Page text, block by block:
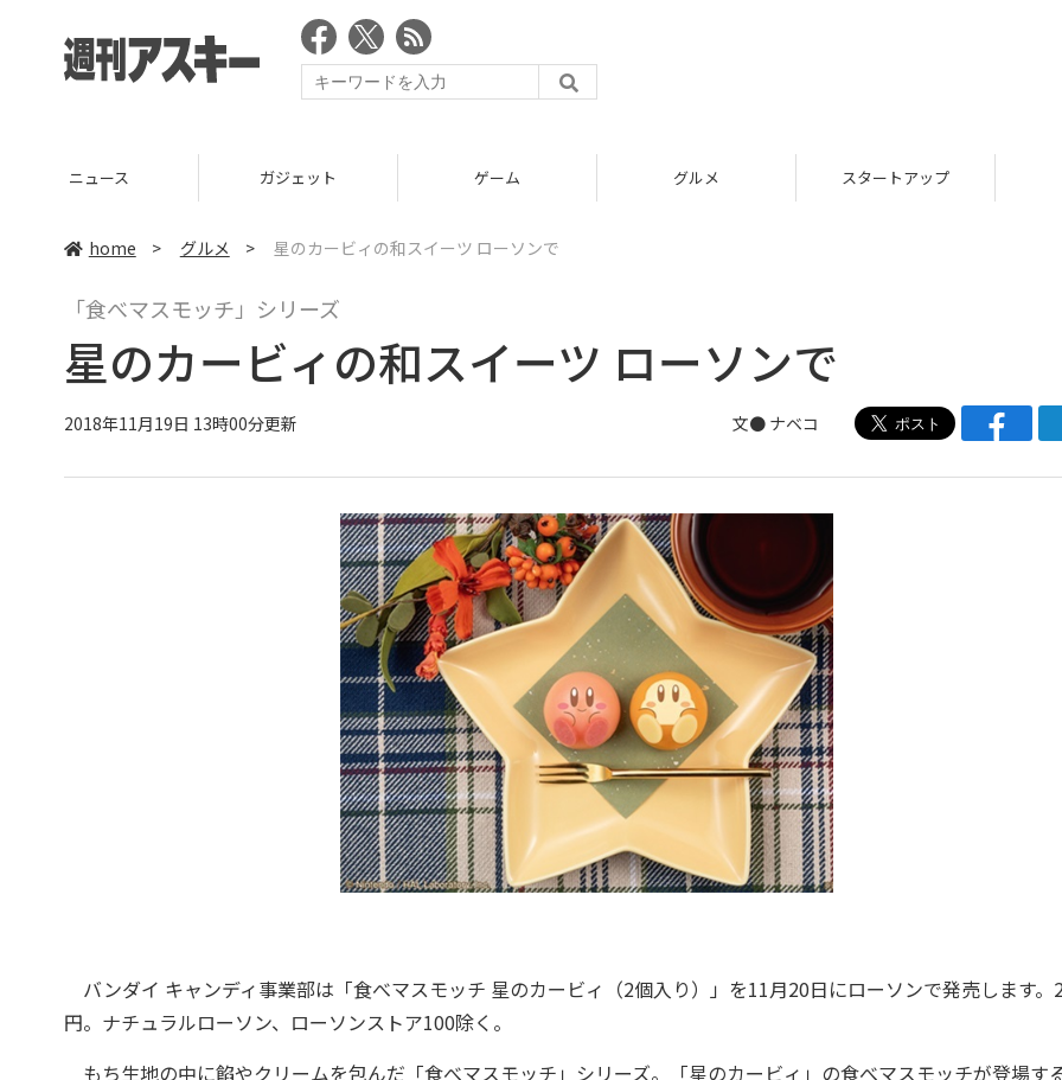
ニュース ガジェット ゲーム グルメ スタートアップ
home > グルメ > 星のカービィの和スイーツ ローソンで
「食べマスモッチ」シリーズ
星のカービィの和スイーツ ローソンで
2018年11月19日 13時00分更新 文● ナベコ
バンダイ キャンディ事業部は「食べマスモッチ 星のカービィ（2個入り）」を11月20日にローソンで発売します。
円。ナチュラルローソン、ローソンストア100除く。
もち生地の中に餡やクリームを包んだ「食べマスモッチ」シリーズ。「星のカービィ」の食べマスモッチが登場す